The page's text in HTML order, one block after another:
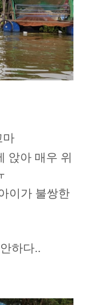
마
앉아 매우 위
이가 불쌍한
하다..